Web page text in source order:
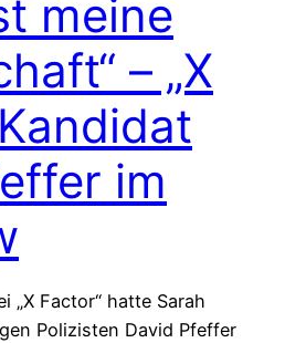
meine
– „X
im
„X Factor“ hatte Sarah
Polizisten David Pfeffer